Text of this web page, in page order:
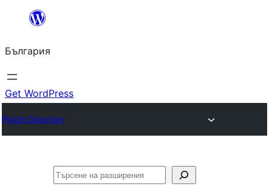
България
Get WordPress
Plugin Directory
Търсене